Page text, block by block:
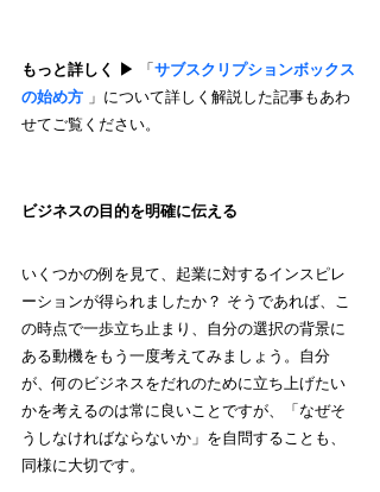
もっと詳しく ▶︎ 「サブスクリプションボックス
の始め方 」について詳しく解説した記事もあわ
せてご覧ください。
ビジネスの目的を明確に伝える
いくつかの例を見て、起業に対するインスピレ
ーションが得られましたか？ そうであれば、こ
の時点で一歩立ち止まり、自分の選択の背景に
ある動機をもう一度考えてみましょう。自分
が、何のビジネスをだれのために立ち上げたい
かを考えるのは常に良いことですが、「なぜそ
うしなければならないか」を自問することも、
同様に大切です。